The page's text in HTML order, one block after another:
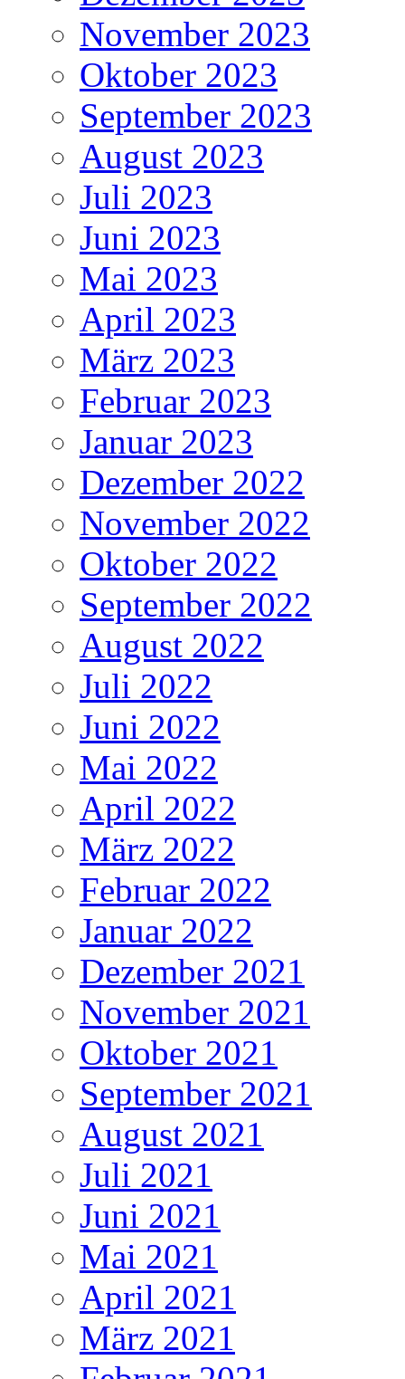
November 2023
Oktober 2023
September 2023
August 2023
Juli 2023
Juni 2023
Mai 2023
April 2023
März 2023
Februar 2023
Januar 2023
Dezember 2022
November 2022
Oktober 2022
September 2022
August 2022
Juli 2022
Juni 2022
Mai 2022
April 2022
März 2022
Februar 2022
Januar 2022
Dezember 2021
November 2021
Oktober 2021
September 2021
August 2021
Juli 2021
Juni 2021
Mai 2021
April 2021
März 2021